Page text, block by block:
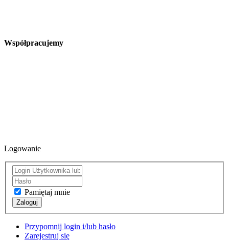
Współpracujemy
Logowanie
Pamiętaj mnie
Zaloguj
Przypomnij login i/lub hasło
Zarejestruj się